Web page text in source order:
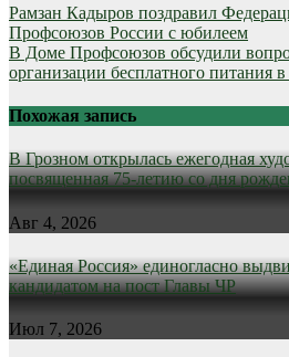
Навигация
по
записям
Рамзан Кадыров поздравил
Профсоюзов России с юбилеем
В Доме Профсоюзов обсудили
организации бесплатного питания
Похожая запись
В Грозном открылась ежегодная
посвященная 75-летию со дня
Авг 4, 2026
«Единая Россия» единогласно
кандидатом на пост Главы ЧР
Июл 7, 2026